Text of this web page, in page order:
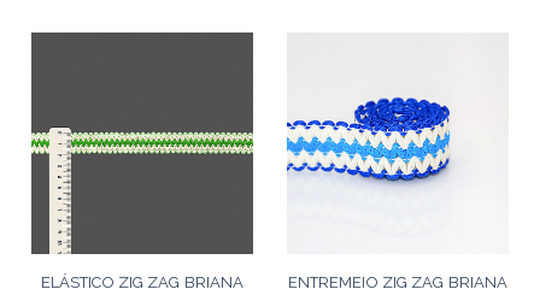
ELÁSTICO ZIG ZAG BRIANA ENTREMEIO ZIG ZAG BRIANA